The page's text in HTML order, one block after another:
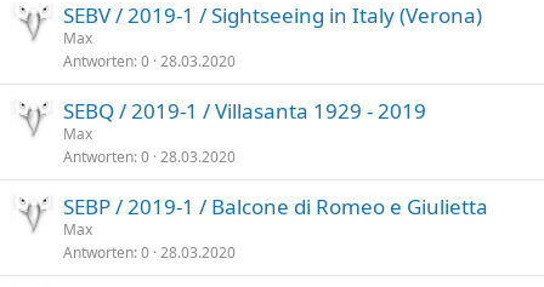
SEBV / 2019-1 / Sightseeing in Italy (Verona)
Max
Antworten 0 28.03.2020
SEBQ / 2019-1 / Villasanta 1929 - 2019
Max
Antworten 0 28.03.2020
SEBP / 2019-1 / Balcone di Romeo e Giulietta
Max
Antworten 0 28.03.2020